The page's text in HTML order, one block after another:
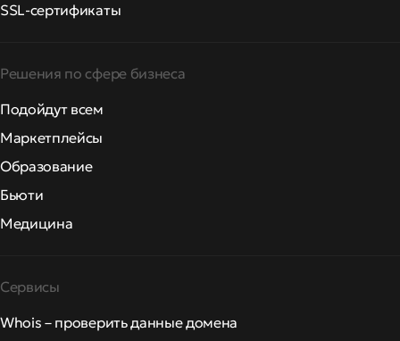
SSL-сертификаты
Решения по сфере бизнеса
Подойдут всем
Маркетплейсы
Образование
Бьюти
Медицина
Сервисы
Whois – проверить данные домена